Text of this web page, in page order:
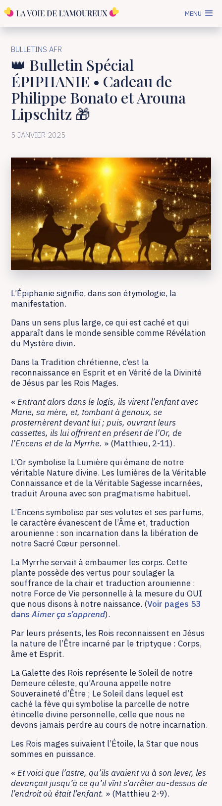
MENU
BULLETINS AFR
👑 Bulletin Spécial
ÉPIPHANIE • Cadeau de
Philippe Bonato et Arouna
Lipschitz 🎁
5 JANVIER 2025
L’Épiphanie signifie, dans son étymologie, la
manifestation.
Dans un sens plus large, ce qui est caché et qui
apparaît dans le monde sensible comme Révélation
du Mystère divin.
Dans la Tradition chrétienne, c’est la
reconnaissance en Esprit et en Vérité de la Divinité
de Jésus par les Rois Mages.
«Entrant alors dans le logis, ils virent l’enfant avec
Marie, sa mère, et, tombant à genoux, se
prosternèrent devant lui ; puis, ouvrant leurs
cassettes, ils lui offrirent en présent de l’Or, de
l’Encens et de la Myrrhe. » (Matthieu, 2-11).
L’Or symbolise la Lumière qui émane de notre
véritable Nature divine. Les lumières de la Véritable
Connaissance et de la Véritable Sagesse incarnées,
traduit Arouna avec son pragmatisme habituel.
L’Encens symbolise par ses volutes et ses parfums,
le caractère évanescent de l’Âme et, traduction
arounienne : son incarnation dans la libération de
notre Sacré Cœur personnel.
La Myrrhe servait à embaumer les corps. Cette
plante possède des vertus pour soulager la
souffrance de la chair et traduction arounienne :
notre Force de Vie personnelle à la mesure du OUI
que nous disons à notre naissance. (Voir pages 53
dansAimer ça s’apprend).
Par leurs présents, les Rois reconnaissent en Jésus
la nature de l’Être incarné par le triptyque : Corps,
âme et Esprit.
La Galette des Rois représente le Soleil de notre
Demeure céleste, qu’Arouna appelle notre
Souveraineté d’Être ; Le Soleil dans lequel est
caché la fève qui symbolise la parcelle de notre
étincelle divine personnelle, celle que nous ne
devons jamais perdre au cours de notre incarnation.
Les Rois mages suivaient l’Étoile, la Star que nous
sommes en puissance.
«Et voici que l’astre, qu’ils avaient vu à son lever, les
devançait jusqu’à ce qu’il vînt s’arrêter au-dessus de
l’endroit où était l’enfant. » (Matthieu 2-9).